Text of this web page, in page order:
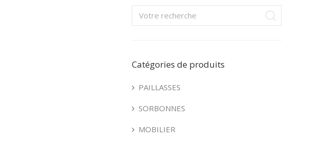
Catégories de produits
PAILLASSES
SORBONNES
MOBILIER